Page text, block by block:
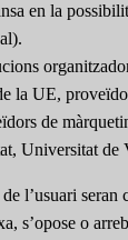
en la
la UE,
de
Universitat de
l’usuari seran
s’opose o